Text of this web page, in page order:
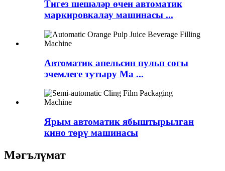
Тигез шешәләр өчен автоматик
маркировкалау машинасы ...
Автоматик апельсин пульп согы
эчемлеге тутыру Ma ...
Ярым автоматик ябыштырылган
кино төрү машинасы
Мәгълүмат